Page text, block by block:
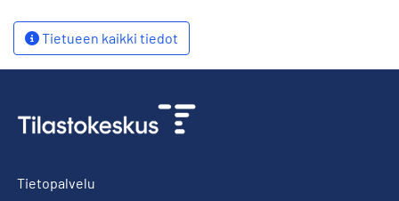
Tietueen kaikki tiedot
Tietopalvelu